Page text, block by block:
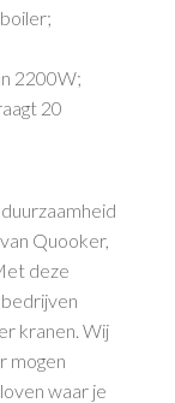
2200W;
20
Quooker,
deze
kranen. Wij
mogen
waar je